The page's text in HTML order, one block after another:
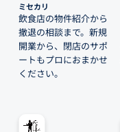
ミセカリ
飲食店の物件紹介から
撤退の相談まで。新規
開業から、閉店のサポ
ートもプロにおまかせ
ください。